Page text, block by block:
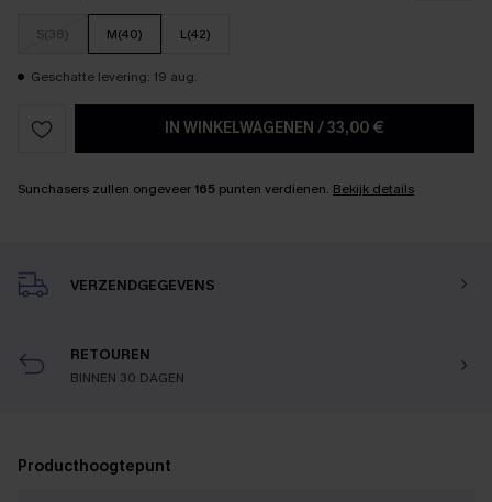
S(38) M(40) L(42)
Geschatte levering: 19 aug.
IN WINKELWAGENEN /33,00 €
Sunchasers zullen ongeveer165 punten verdienen. Bekijk details
VERZENDGEGEVENS
RETOUREN
BINNEN 30 DAGEN
Producthoogtepunt